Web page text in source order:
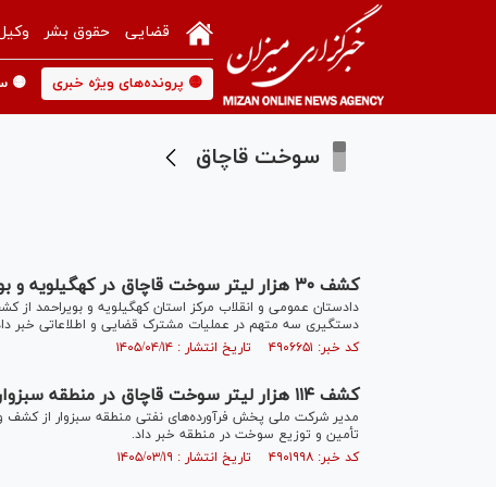
قضایی حقوق بشر
🟡 پرونده‌های ویژه خبری 🟡
سوخت قاچاق
کشف ۳۰ هزار لیتر سوخت قاچاق در کهگیلویه و بویراحمد
دستگیری سه متهم در عملیات مشترک قضایی و اطلاعاتی خبر
کد خبر: ۴۹۰۶۶۵۱ تاریخ انتشار : ۱۴۰۵/۰۴/۱۴
کشف ۱۱۴ هزار لیتر سوخت قاچاق در منطقه سبزوار
تأمین و توزیع سوخت در منطقه خبر داد.
کد خبر: ۴۹۰۱۹۹۸ تاریخ انتشار : ۱۴۰۵/۰۳/۱۹